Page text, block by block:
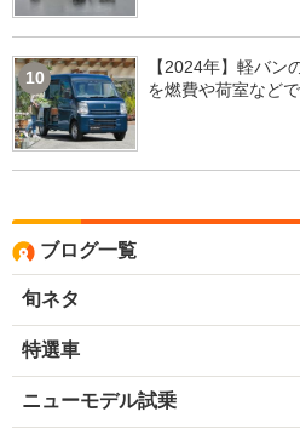
10
【2024年】軽バン
を燃費や荷室などで
ブログ一覧
旬ネタ
特選車
ニューモデル試乗